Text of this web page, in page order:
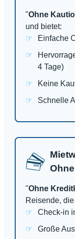
"Ohne
und bietet:
Einfache
4 Tage)
Keine
Schnelle
"Ohne
Reisende,
Check-in
Große